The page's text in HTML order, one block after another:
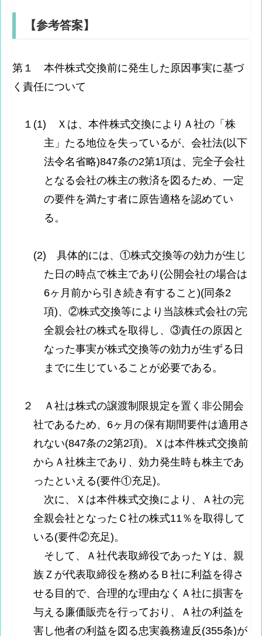
【参考答案】
第１ 本件株式交換前に発生した原因事実に基づ
く責任について
１(1) Ｘは、本件株式交換によりＡ社の「株
主」たる地位を失っているが、会社法(以下
法令名省略)847条の2第1項は、完全子会社
となる会社の株主の救済を図るため、一定
の要件を満たす者に原告適格を認めてい
る。
(2) 具体的には、①株式交換等の効力が生じ
た日の時点で株主であり(公開会社の場合は
6ヶ月前から引き続き有すること)(同条2
項)、②株式交換等により当該株式会社の完
全親会社の株式を取得し、③責任の原因と
なった事実が株式交換等の効力が生ずる日
までに生じていることが必要である。
２ Ａ社は株式の譲渡制限規定を置く非公開会
社であるため、6ヶ月の保有期間要件は適用さ
れない(847条の2第2項)。Ｘは本件株式交換前
からＡ社株主であり、効力発生時も株主であ
ったといえる(要件①充足)。
次に、Ｘは本件株式交換により、Ａ社の完
全親会社となったＣ社の株式11％を取得して
いる(要件②充足)。
そして、Ａ社代表取締役であったＹは、親
族Ｚが代表取締役を務めるＢ社に利益を得さ
せる目的で、合理的な理由なくＡ社に損害を
与える廉価販売を行っており、Ａ社の利益を
害し他者の利益を図る忠実義務違反(355条)が